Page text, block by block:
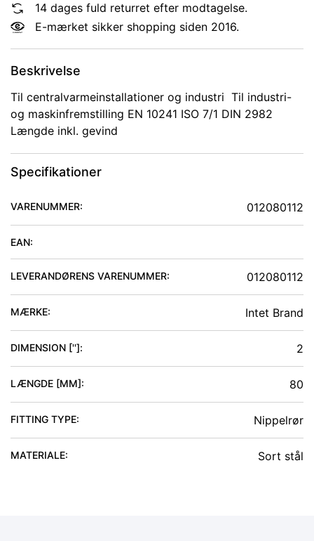
14 dages fuld returret efter modtagelse.
E-mærket sikker shopping siden 2016.
Beskrivelse
Til centralvarmeinstallationer og industri Til industri-
og maskinfremstilling EN 10241 ISO 7/1 DIN 2982
Længde inkl. gevind
Specifikationer
VARENUMMER: 012080112
EAN:
LEVERANDØRENS VARENUMMER: 012080112
MÆRKE: Intet Brand
DIMENSION ['']: 2
LÆNGDE [MM]: 80
FITTING TYPE: Nippelrør
MATERIALE: Sort stål